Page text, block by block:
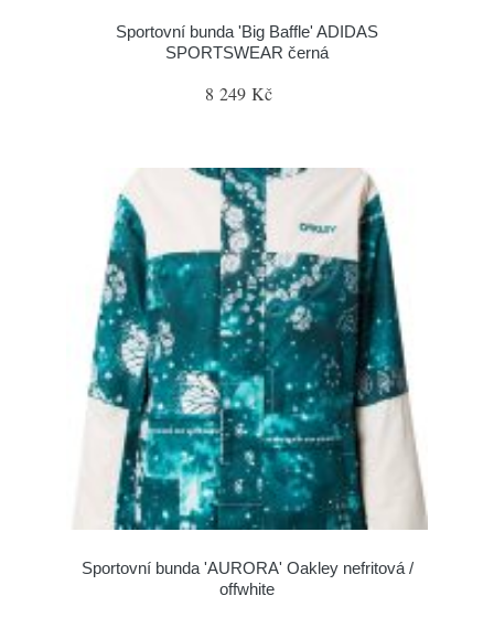
Sportovní bunda 'Big Baffle' ADIDAS
SPORTSWEAR černá
8 249 Kč
Sportovní bunda 'AURORA' Oakley nefritová /
offwhite